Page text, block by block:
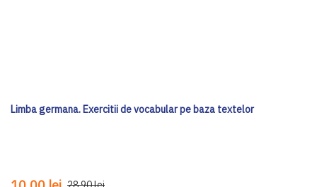
Limba germana. Exercitii de vocabular pe baza textelor